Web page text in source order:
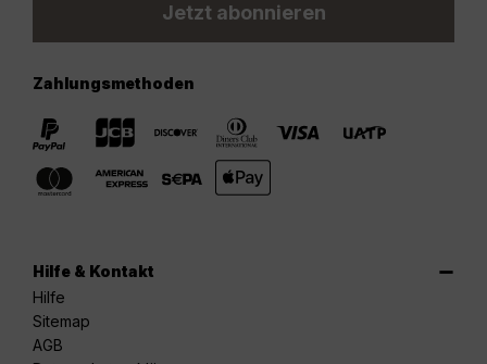
Jetzt abonnieren
Zahlungsmethoden
Hilfe & Kontakt
Hilfe
Sitemap
AGB